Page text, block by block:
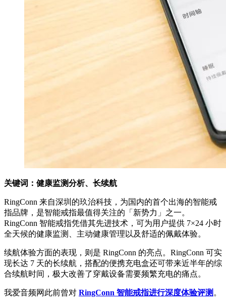
关键词：健康监测分析、长续航
RingConn 来自深圳的玖治科技，为国内的首个出海的智能戒
指品牌，是智能戒指最值得关注的「新势力」之一。
RingConn 智能戒指凭借其先进技术，可为用户提供 7×24 小时
全天候的健康监测、主动健康管理以及舒适的佩戴体验。
续航体验方面的表现，则是 RingConn 的亮点。RingConn 可实
现长达 7 天的长续航，搭配的便携充电盒还可带来近半年的综
合续航时间，极大改善了穿戴设备需要频繁充电的痛点。
我爱音频网此前曾对 RingConn 智能戒指进行深度体验评测 。